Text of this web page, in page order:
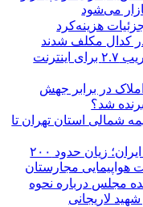
می‌شود
هزینه‌کرد
کدال مکلف شدند
ماجرای اعمال ضریب ۲.۷ برای اینترنت
در برابر جهش
شد؟
شمالی استان تهران تا
پیامدهای تجاوز به ایران؛ زیان حدود ۲۰۰
هواپیمایی مجارستان
مجلس درباره نحوه
لاریجانی